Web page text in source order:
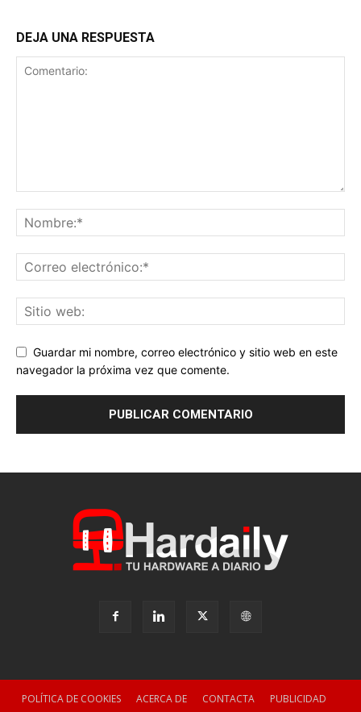
DEJA UNA RESPUESTA
Guardar mi nombre, correo electrónico y sitio web en este
navegador la próxima vez que comente.
POLÍTICA DE COOKIES ACERCA DE CONTACTA
PUBLICIDAD